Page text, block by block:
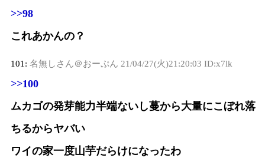
>>98
これあかんの？
101: 名無しさん＠おーぷん 21/04/27(火)21:20:03 ID:x7lk
>>100
ムカゴの発芽能力半端ないし蔓から大量にこぼれ落
ちるからヤバい
ワイの家一度山芋だらけになったわ